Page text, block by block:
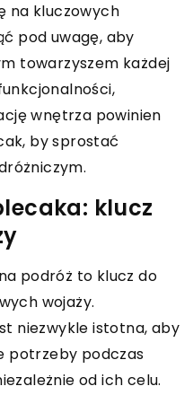
na kluczowych
pod uwagę, aby
towarzyszem każdej
wnętrza powinien
by sprostać
klucz
podróż to klucz do
wojaży.
niezwykle istotna, aby
potrzeby podczas
od ich celu.